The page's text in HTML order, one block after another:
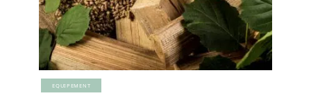
EQUIPEMENT